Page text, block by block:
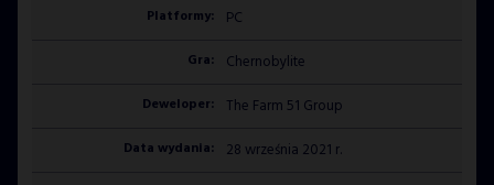
PC
Chernobylite
The Farm 51 Group
28 września 2021 r.